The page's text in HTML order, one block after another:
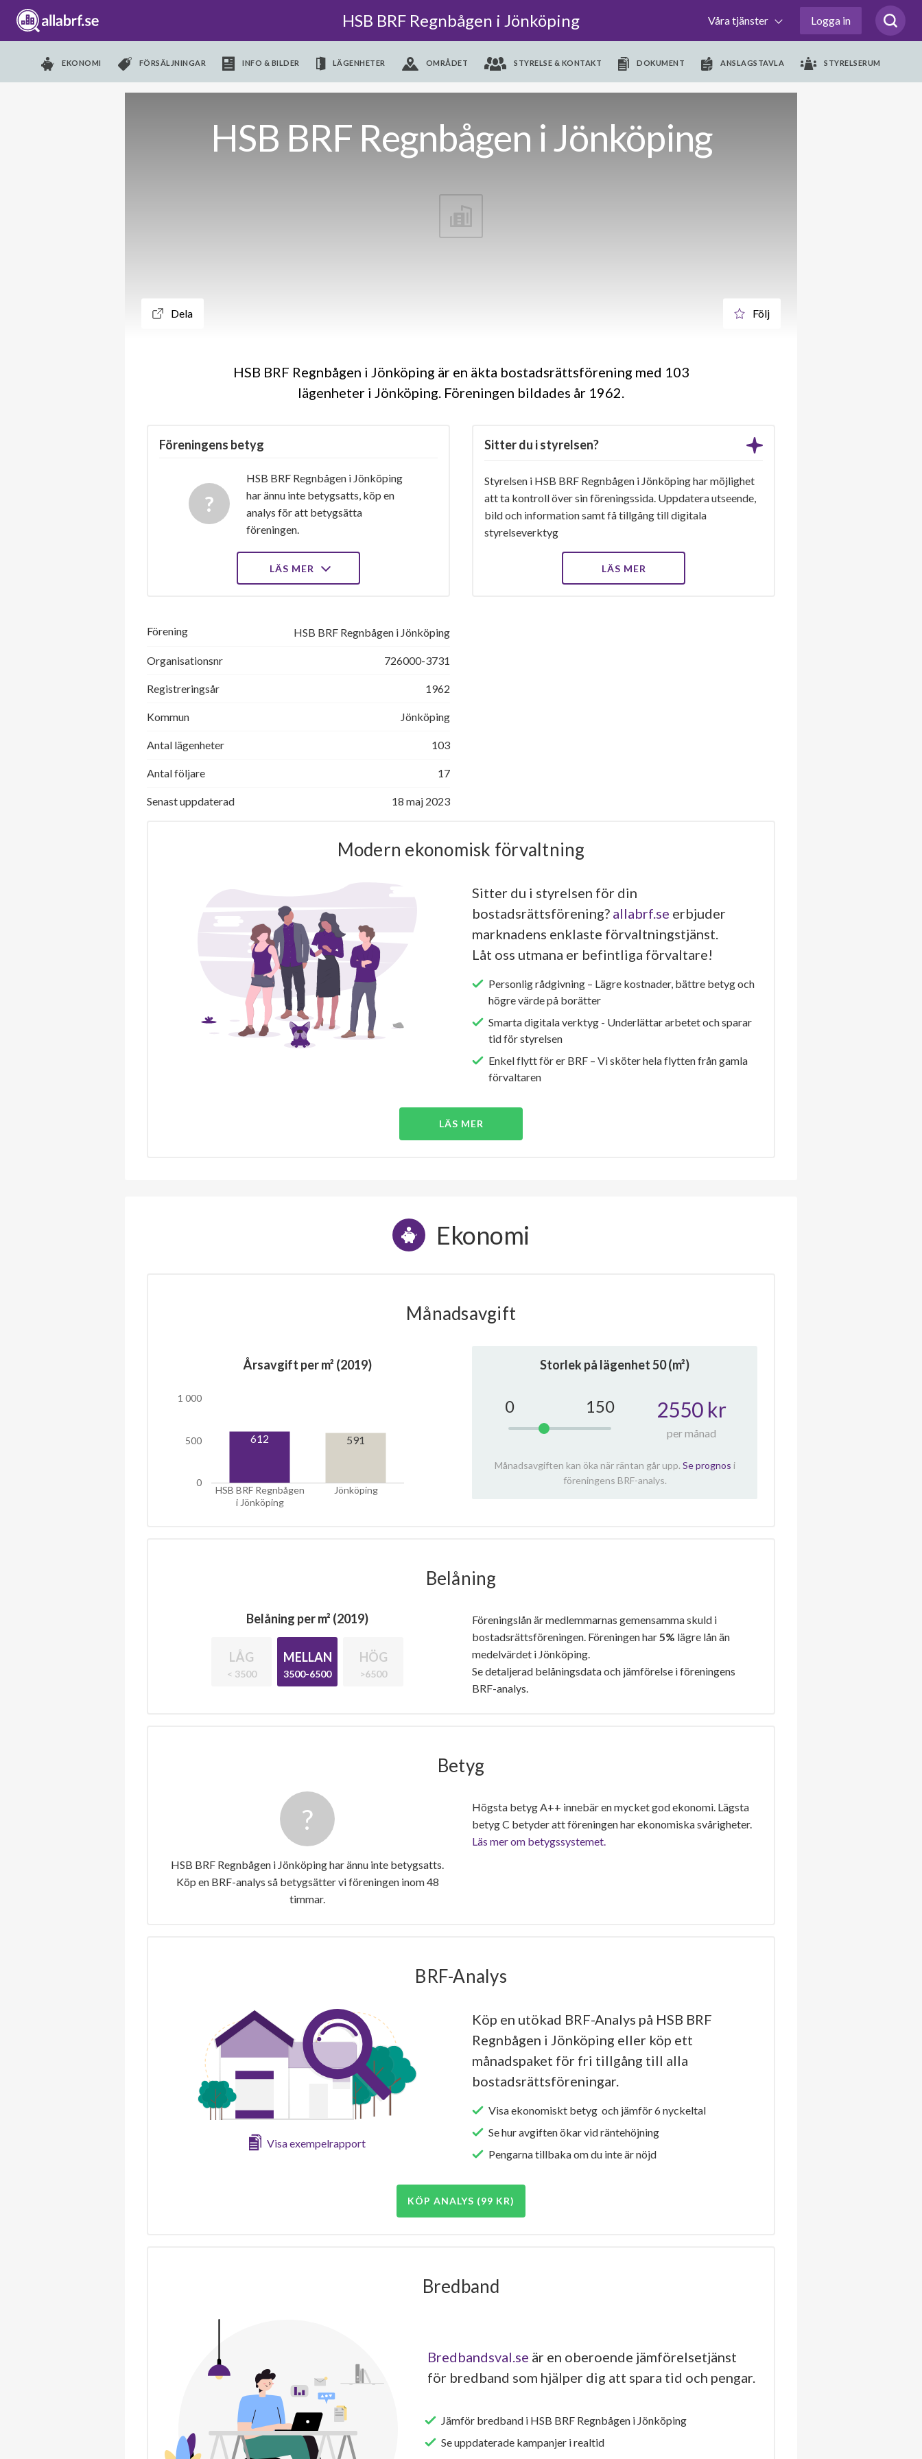
HSB BRF Regnbågen i Jönköping Våra tjänster Logga in
EKONOMI FÖRSÄLJNINGAR INFO & BILDER LÄGENHETER OMRÅDET STYRELSE & KONTAKT DOKUMENT ANSLAGSTAVLA STYRELSERUM
HSB BRF Regnbågen i Jönköping
Dela Följ
HSB BRF Regnbågen i Jönköping är en äkta bostadsrättsförening med 103
lägenheter i Jönköping. Föreningen bildades år 1962
Föreningens betyg
HSB BRF Regnbågen i Jönköping
har ännu inte betygsatts, köp en
analys för att betygsätta
föreningen.
LÄS MER
Sitter du i styrelsen?
Styrelsen i HSB BRF Regnbågen i Jönköping har möjlighet
att ta kontroll över sin föreningssida. Uppdatera utseende,
bild och information samt få tillgång till digitala
styrelseverktyg
LÄS MER
Förening HSB BRF Regnbågen i Jönköping
Organisationsnr 726000-3731
Registreringsår 1962
Kommun Jönköping
Antal lägenheter 103
Antal följare 17
Senast uppdaterad 18 maj 2023
Modern ekonomisk förvaltning
Sitter du i styrelsen för din
bostadsrättsförening? allabrf.se erbjuder
marknadens enklaste förvaltningstjänst.
Låt oss utmana er befintliga förvaltare!
Personlig rådgivning – Lägre kostnader, bättre betyg och
högre värde på borätter
Smarta digitala verktyg - Underlättar arbetet och sparar
tid för styrelsen
Enkel flytt för er BRF – Vi sköter hela flytten från gamla
förvaltaren
LÄS MER
Ekonomi
Månadsavgift
Årsavgift per m² (2019)
HSB BRF Regnbågen
i Jönköping
Jönköping
0
500
1 000
612 591
Storlek på lägenhet50(m²)
0 150 2550 kr
per månad
Månadsavgiften kan öka när räntan går upp. Se prognos i
föreningens BRF-analys.
Belåning
Belåning per m² (2019)
LÅG
< 3500
MELLAN
3500-6500
HÖG
>6500
Föreningslån är medlemmarnas gemensamma skuld i
bostadsrättsföreningen. Föreningen har5% lägre lån än
medelvärdet i Jönköping.
Se detaljerad belåningsdata och jämförelse i föreningens
BRF-analys.
Betyg
HSB BRF Regnbågen i Jönköping har ännu inte betygsatts.
Köp en BRF-analys så betygsätter vi föreningen inom 48
timmar.
Högsta betyg A++ innebär en mycket god ekonomi. Lägsta
betyg C betyder att föreningen har ekonomiska svårigheter.
Läs mer om betygssystemet.
BRF-Analys
Visa exempelrapport
Köp en utökad BRF-Analys på HSB BRF
Regnbågen i Jönköping eller köp ett
månadspaket för fri tillgång till alla
bostadsrättsföreningar.
Visa ekonomiskt betyg och jämför 6 nyckeltal
Se hur avgiften ökar vid räntehöjning
Pengarna tillbaka om du inte är nöjd
KÖP ANALYS (99 KR)
Bredband
Bredbandsval.se är en oberoende jämförelsetjänst
för bredband som hjälper dig att spara tid och pengar.
Jämför bredband i HSB BRF Regnbågen i Jönköping
Se uppdaterade kampanjer i realtid